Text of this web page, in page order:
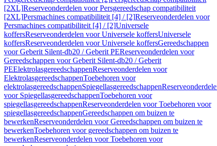
[2XL]Reserveonderdelen voor Persgereedschap compatibiliteit
[2XL]Persmachines compatibiliteit [4] / [2]Reserveonderdelen voor
Persmachines compatibiliteit [4] / [2]Universele
koffersReserveonderdelen voor Universele koffersUniversele
koffersReserveonderdelen voor Universele koffersGereedschappen
voor Geberit Silent-db20 / Geberit PEReserveonderdelen voor
Gereedschappen voor Geberit Silent-db20 / Geberit
PEElektrolasgereedschappenReserveonderdelen voor
ElektrolasgereedschappenToebehoren voor
elektrolasgereedschappenSpiegellasgereedschappen
voor SpiegellasgereedschappenToebehoren voor
spiegellasgereedschappenReserveonderdelen voor Toebehoren voor
spiegellasgereedschappenGereedschappen om buizen te
bewerkenReserveonderdelen voor Gereedschappen om buizen te
bewerkenToebehoren voor gereedschappen om buizen te
bewerkenReserveonderdelen voor Toebehoren voor